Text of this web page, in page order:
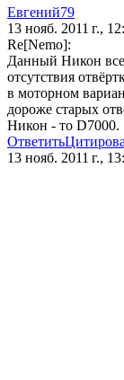
Евгений79
13 нояб. 2011 г.,
Re[Nеmо]:
Данный Никон
отсутствия
в моторном
дороже старых
Никон - то D7000.
Ответить
13 нояб. 2011 г.,